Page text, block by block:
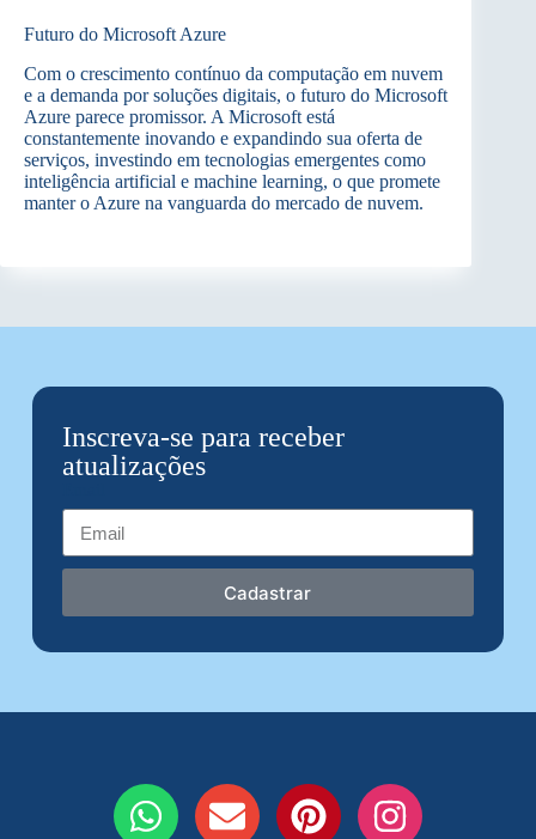
Futuro do Microsoft Azure
Com o crescimento contínuo da computação em nuvem
e a demanda por soluções digitais, o futuro do Microsoft
Azure parece promissor. A Microsoft está
constantemente inovando e expandindo sua oferta de
serviços, investindo em tecnologias emergentes como
inteligência artificial e machine learning, o que promete
manter o Azure na vanguarda do mercado de nuvem.
Inscreva-se para receber
atualizações
Cadastrar